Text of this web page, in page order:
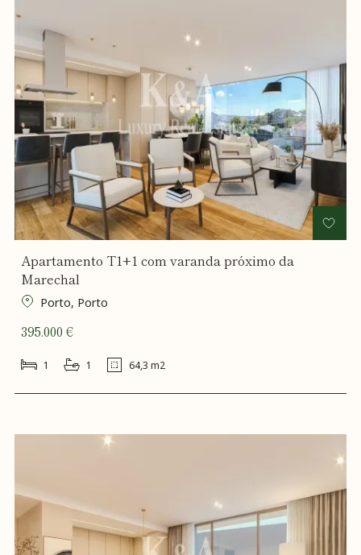
Apartamento T1+1 com varanda próximo da
Marechal
Porto, Porto
395.000 €
1 1 64,3 m2